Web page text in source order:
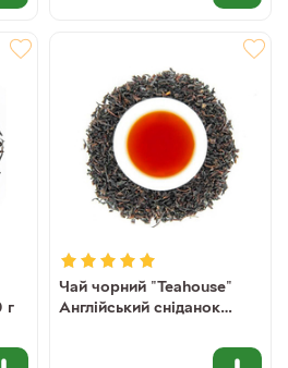
г
Чай чорний "Teahouse"
Англійський сніданок